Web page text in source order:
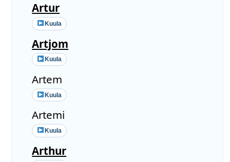
Artur
Kuula
Artjom
Kuula
Artem
Kuula
Artemi
Kuula
Arthur